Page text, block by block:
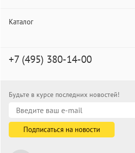
Каталог
+7 (495) 380-14-00
Будьте в курсе последних новостей!